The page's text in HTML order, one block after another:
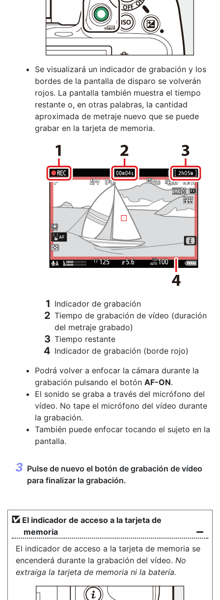
Se visualizará un indicador de grabación y los
bordes de la pantalla de disparo se volverán
rojos. La pantalla también muestra el tiempo
restante o, en otras palabras, la cantidad
aproximada de metraje nuevo que se puede
grabar en la tarjeta de memoria.
Indicador de grabación
Tiempo de grabación de vídeo (duración
del metraje grabado)
Tiempo restante
Indicador de grabación (borde rojo)
Podrá volver a enfocar la cámara durante la
grabación pulsando el botón AF-ON.
El sonido se graba a través del micrófono del
vídeo. No tape el micrófono del vídeo durante
la grabación.
También puede enfocar tocando el sujeto en la
pantalla.
Pulse de nuevo el botón de grabación de vídeo
para finalizar la grabación.
El indicador de acceso a la tarjeta de
memoria
El indicador de acceso a la tarjeta de memoria se
encenderá durante la grabación del vídeo. No
extraiga la tarjeta de memoria ni la batería.